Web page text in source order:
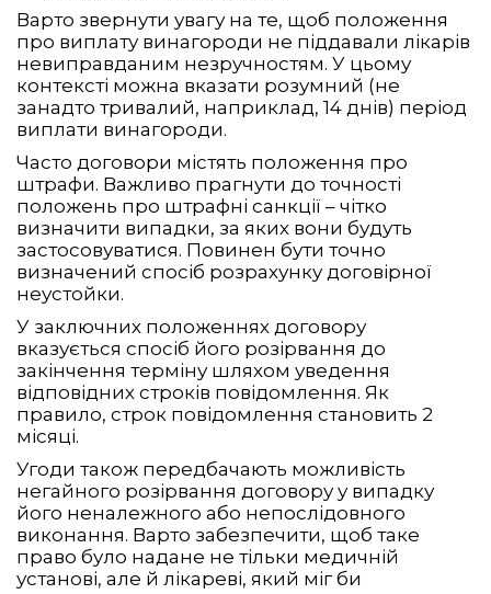
Варто звернути увагу на те, щоб положення
про виплату винагороди не піддавали лікарів
невиправданим незручностям. У цьому
контексті можна вказати розумний (не
занадто тривалий, наприклад, 14 днів) період
виплати винагороди.
Часто договори містять положення про
штрафи. Важливо прагнути до точності
положень про штрафні санкції – чітко
визначити випадки, за яких вони будуть
застосовуватися. Повинен бути точно
визначений спосіб розрахунку договірної
неустойки.
У заключних положеннях договору
вказується спосіб його розірвання до
закінчення терміну шляхом уведення
відповідних строків повідомлення. Як
правило, строк повідомлення становить 2
місяці.
Угоди також передбачають можливість
негайного розірвання договору у випадку
його неналежного або непослідовного
виконання. Варто забезпечити, щоб таке
право було надане не тільки медичній
установі, але й лікареві, який міг би